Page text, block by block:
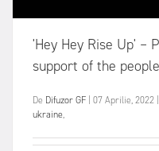
'Hey Hey Rise Up' –
support of the
De Difuzor GF 07 Aprilie, 2022
ukraine,